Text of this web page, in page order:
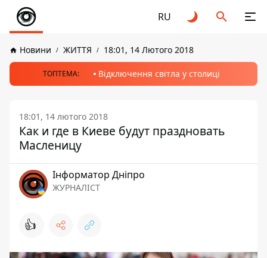
RU
Новини ЖИТТЯ 18:01, 14 Лютого 2018
ТОПТЕМА: Відключення світла у столиці
18:01, 14 лютого 2018
Как и где в Киеве будут праздновать
Масленицу
Інформатор Дніпро
ЖУРНАЛІСТ
👍